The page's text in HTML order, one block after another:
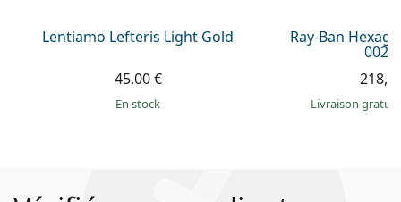
Lentiamo Lefteris Light Gold
45,00 €
en stock
Ray-Ban
002/
Livraison